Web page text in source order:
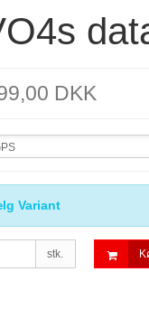
DKK
Variant
stk.